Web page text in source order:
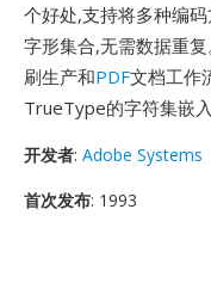
个好处,支持将多种编
字形集合,无需数据重
刷生产和PDF文档工作
TrueType的字符集嵌
开发者: Adobe Systems
首次发布: 1993